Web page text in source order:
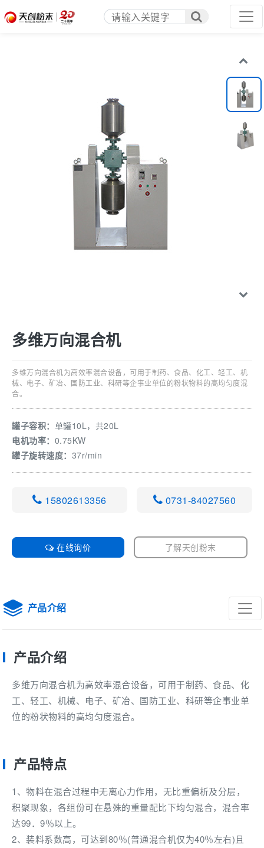
多维万向混合机
多维万向混合机为高效率混合设备，可用于制药、食品、化工、轻工、机
械、电子、矿冶、国防工业、科研等企事业单位的粉状物料的高均匀度混
合。
罐子容积： 单罐10L，共20L
电机功率： 0.75KW
罐子旋转速度： 37r/min
15802613356 0731-84027560
在线询价 了解天创粉末
产品介绍
产品介绍
多维万向混合机为高效率混合设备，可用于制药、食品、化
工、轻工、机械、电子、矿冶、国防工业、科研等企事业单
位的粉状物料的高均匀度混合。
产品特点
1、物料在混合过程中无离心力作用，无比重偏析及分层，
积聚现象，各组份可在悬殊的重量配比下均匀混合，混合率
达99．9％以上。
2、装料系数高，可达到80％(普通混合机仅为40％左右)且